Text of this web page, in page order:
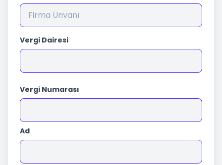
Vergi Dairesi
Vergi Numarası
Ad